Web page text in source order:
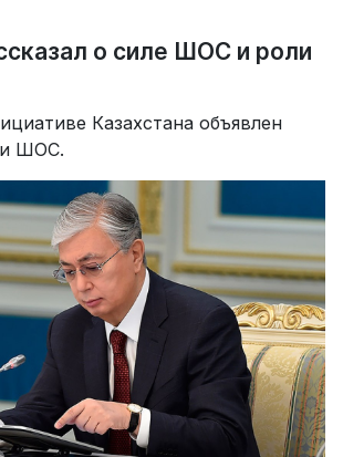
о силе ШОС и роли
Казахстана объявлен
ШОС.